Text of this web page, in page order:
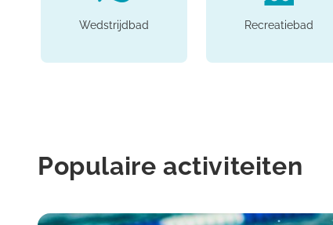
Wedstrijdbad Recreatiebad
Populaire activiteiten